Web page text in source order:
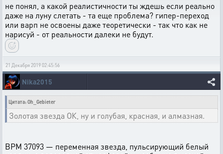
не понял, а какой реалистичности ты ждешь если реально
даже на луну слетать - та еще проблема? гипер-переход
или варп не освоены даже теоретически - так что как не
нарисуй - от реальности далеки не будут.
21 Декабря 2019 02:45:56
Nika2015
Цитата: Oh_Gebieter
Золотая звезда ОК, ну и голубая, красная, и алмазная.
BPM 37093 — переменная звезда, пульсирующий белый